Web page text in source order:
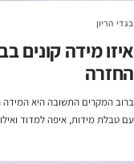
בגדי הריון
איזו מידה קונים
החזרה
ברוב המקרים התשובה היא
עם טבלת מידות, איפה למדוד